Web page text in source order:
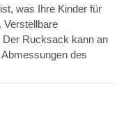
was Ihre Kinder für
Verstellbare
Der Rucksack kann an
des